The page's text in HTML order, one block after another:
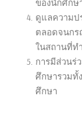
ของนักศึกษ
ดูแลความป
ตลอดจนกร
ในสถานที่ท
การมีส่วนร่
ศึกษารวมทั้
ศึกษา